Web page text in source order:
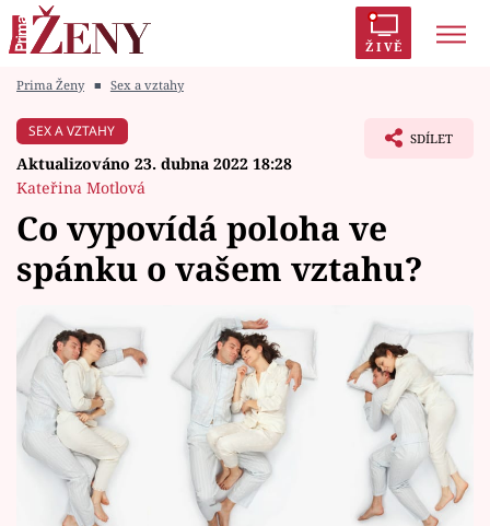
ŽIVĚ
Módní alarm
Témata
Celebrity
Vztahy
Seriály
Horoskopy
Prima Ženy ■ Sex a vztahy
SEX A VZTAHY
Aktualizováno 23. dubna 2022 18:28
Kateřina Motlová
SDÍLET
Co vypovídá poloha ve
spánku o vašem vztahu?